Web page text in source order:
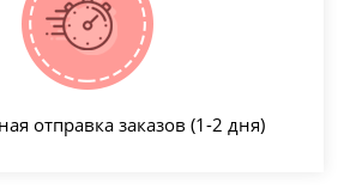
отправка заказов (1-2 дня)